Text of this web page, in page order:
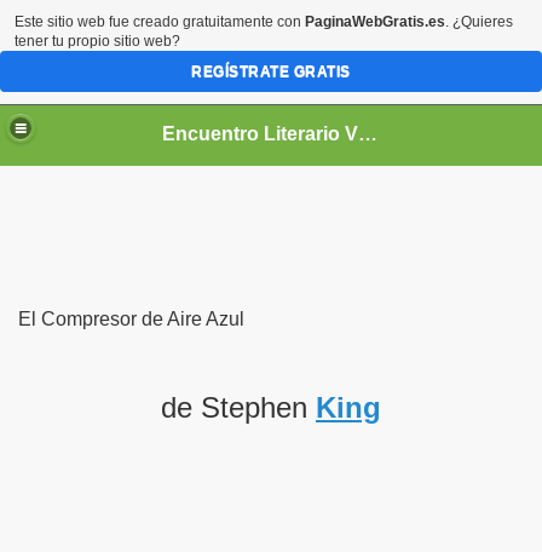
Encuentro Literario Virtual
El Compresor de Aire Azul
de Stephen King
Este sitio web fue creado gratuitamente con PaginaWebGratis.es. ¿Quieres
tener tu propio sitio web?
REGÍSTRATE GRATIS